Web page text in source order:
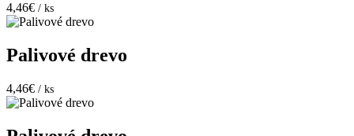
4,46€ / ks
Palivové drevo
4,46€ / ks